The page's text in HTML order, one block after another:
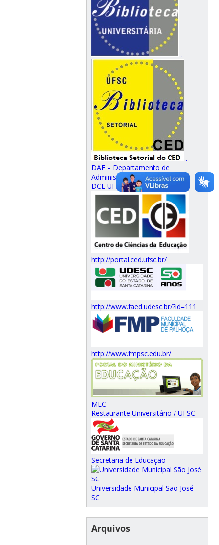
.
.
DAE – Departamento de
Administração Escolar
DCE UFSC
http://portal.ced.ufsc.br/
http://www.faed.udesc.br/?id=111
http://www.fmpsc.edu.br/
MEC
Restaurante Universitário / UFSC
Secretaria de Educação
Universidade Municipal São José
SC
Arquivos